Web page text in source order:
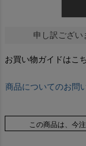
申し訳ござい
お買い物ガイドはこ
商品についてのお問